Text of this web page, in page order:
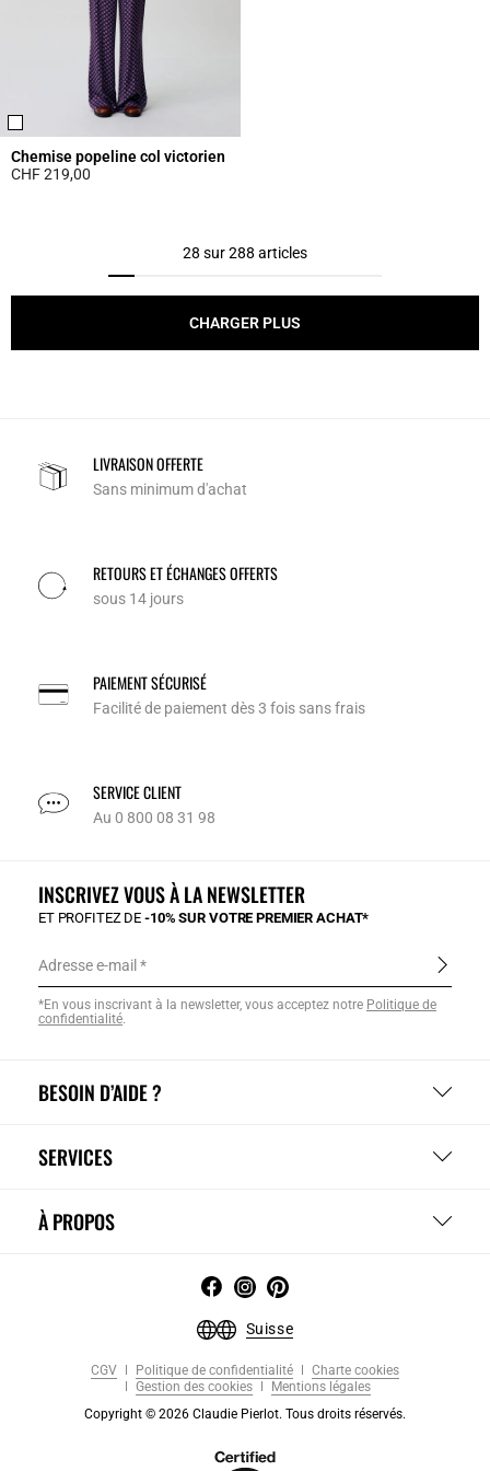
Chemise popeline col victorien
CHF 219,00
28 sur 288 articles
CHARGER PLUS
LIVRAISON OFFERTE
Sans minimum d'achat
RETOURS ET ÉCHANGES OFFERTS
sous 14 jours
PAIEMENT SÉCURISÉ
Facilité de paiement dès 3 fois sans frais
SERVICE CLIENT
Au 0 800 08 31 98
BESOIN D’AIDE ?
SERVICES
À PROPOS
INSCRIVEZ VOUS À LA NEWSLETTER
ET PROFITEZ DE-10% SUR VOTRE PREMIER ACHAT*
Adresse e-mail
*En vous inscrivant à la newsletter, vous acceptez notre Politique de
confidentialité.
Suisse
CGV Politique de confidentialité
Charte cookies
Gestion des cookies
Mentions légales
Copyright © 2026 Claudie Pierlot. Tous droits réservés.